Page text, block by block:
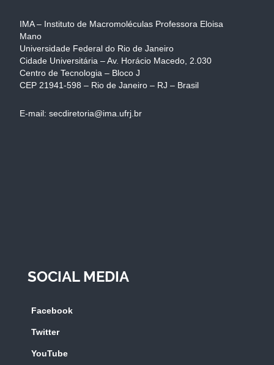
IMA – Instituto de Macromoléculas Professora Eloisa
Mano
Universidade Federal do Rio de Janeiro
Cidade Universitária – Av. Horácio Macedo, 2.030
Centro de Tecnologia – Bloco J
CEP 21941-598 – Rio de Janeiro – RJ – Brasil
E-mail: secdiretoria@ima.ufrj.br
SOCIAL MEDIA
Facebook
Twitter
YouTube